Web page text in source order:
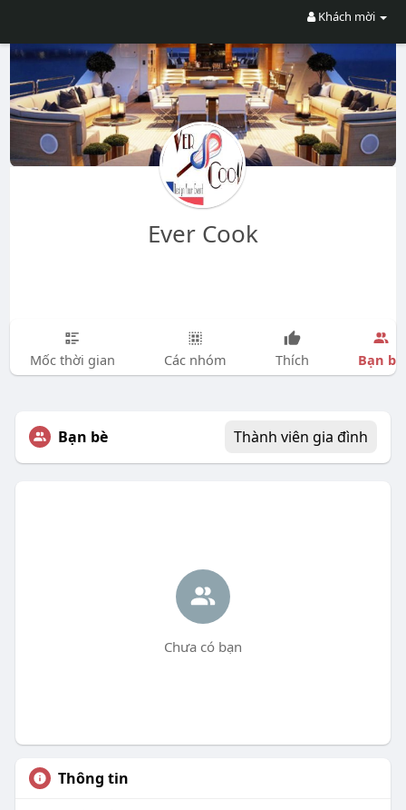
Khách mời
Ever Cook
Mốc thời gian Các nhóm Thích Bạn bè
Bạn bè Thành viên gia đình
Chưa có bạn
Thông tin